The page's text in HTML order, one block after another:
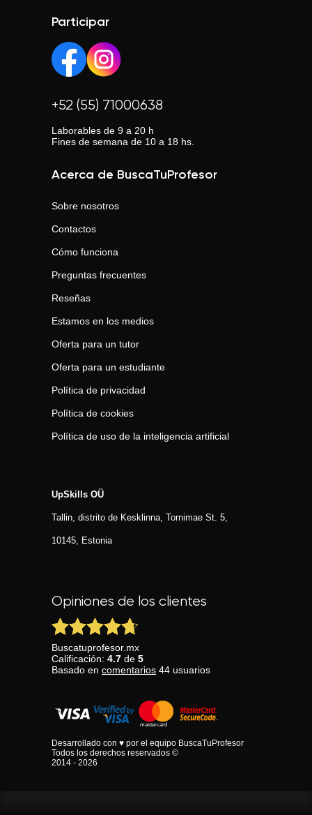
Participar
+52 (55) 71000638
Laborables de 9 a 20 h
Fines de semana de 10 a 18 hs.
Acerca de BuscaTuProfesor
Sobre nosotros
Contactos
Cómo funciona
Preguntas frecuentes
Reseñas
Estamos en los medios
Oferta para un tutor
Oferta para un estudiante
Política de privacidad
Política de cookies
Política de uso de la inteligencia artificial
UpSkills OÜ
Tallin, distrito de Kesklinna, Tornimаe St. 5,
10145, Estonia
Opiniones de los clientes
Buscatuprofesor.mx
Calificación: 4.7 de 5
Basado en comentarios 44 usuarios
Desarrollado con ♥ por el equipo BuscaTuProfesor
Todos los derechos reservados ©
2014 - 2026